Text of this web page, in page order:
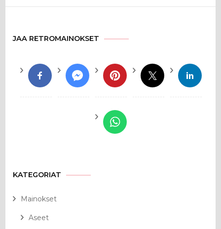
JAA RETROMAINOKSET
KATEGORIAT
Mainokset
Aseet